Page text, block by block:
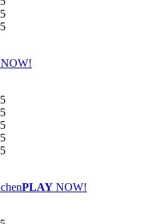
NOW!
PLAY NOW!